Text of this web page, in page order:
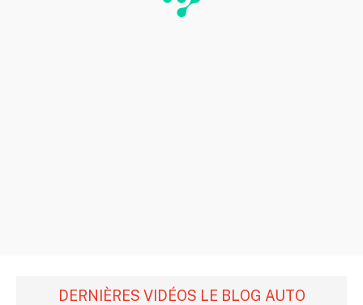
DERNIÈRES VIDÉOS LE BLOG AUTO